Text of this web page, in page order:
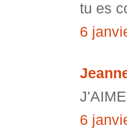
tu es
6
6